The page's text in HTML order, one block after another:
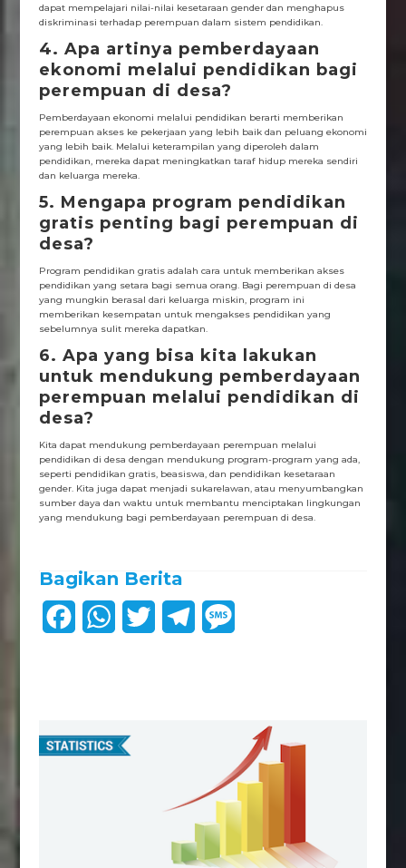
dapat mempelajari nilai-nilai kesetaraan gender dan menghapus
diskriminasi terhadap perempuan dalam sistem pendidikan.
4. Apa artinya pemberdayaan
ekonomi melalui pendidikan bagi
perempuan di desa?
Pemberdayaan ekonomi melalui pendidikan berarti memberikan
perempuan akses ke pekerjaan yang lebih baik dan peluang ekonomi
yang lebih baik. Melalui keterampilan yang diperoleh dalam
pendidikan, mereka dapat meningkatkan taraf hidup mereka sendiri
dan keluarga mereka.
5. Mengapa program pendidikan
gratis penting bagi perempuan di
desa?
Program pendidikan gratis adalah cara untuk memberikan akses
pendidikan yang setara bagi semua orang. Bagi perempuan di desa
yang mungkin berasal dari keluarga miskin, program ini
memberikan kesempatan untuk mengakses pendidikan yang
sebelumnya sulit mereka dapatkan.
6. Apa yang bisa kita lakukan
untuk mendukung pemberdayaan
perempuan melalui pendidikan di
desa?
Kita dapat mendukung pemberdayaan perempuan melalui
pendidikan di desa dengan mendukung program-program yang ada,
seperti pendidikan gratis, beasiswa, dan pendidikan kesetaraan
gender. Kita juga dapat menjadi sukarelawan, atau menyumbangkan
sumber daya dan waktu untuk membantu menciptakan lingkungan
yang mendukung bagi pemberdayaan perempuan di desa.
Bagikan Berita
b
W
s
m
g
e